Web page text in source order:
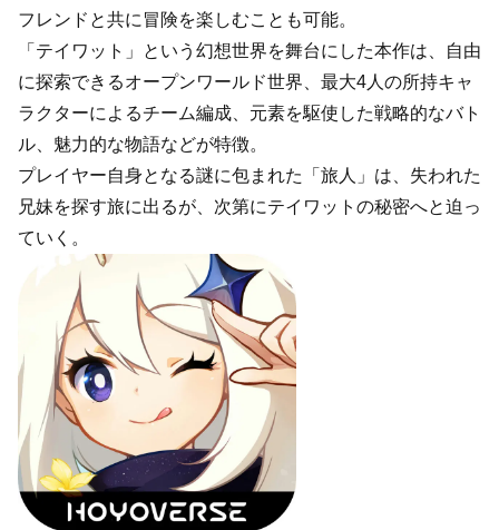
フレンドと共に冒険を楽しむことも可能。
「テイワット」という幻想世界を舞台にした本作は、自由
に探索できるオープンワールド世界、最大4人の所持キャ
ラクターによるチーム編成、元素を駆使した戦略的なバト
ル、魅力的な物語などが特徴。
プレイヤー自身となる謎に包まれた「旅人」は、失われた
兄妹を探す旅に出るが、次第にテイワットの秘密へと迫っ
ていく。